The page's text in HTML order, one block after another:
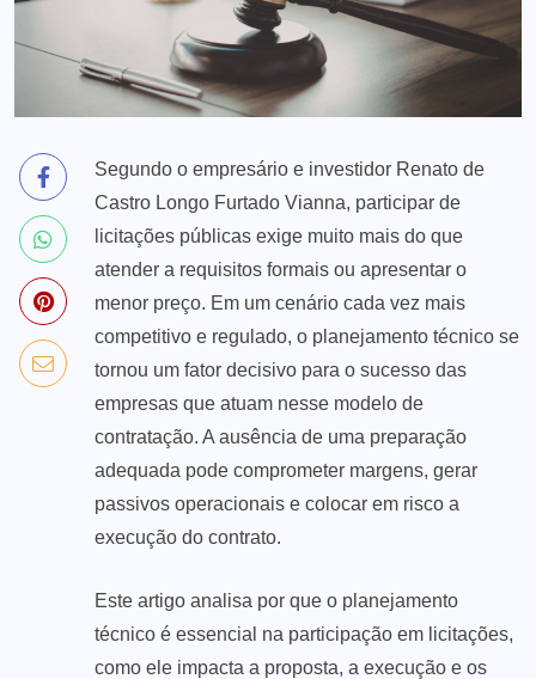
Segundo o empresário e investidor Renato de
Castro Longo Furtado Vianna, participar de
licitações públicas exige muito mais do que
atender a requisitos formais ou apresentar o
menor preço. Em um cenário cada vez mais
competitivo e regulado, o planejamento técnico se
tornou um fator decisivo para o sucesso das
empresas que atuam nesse modelo de
contratação. A ausência de uma preparação
adequada pode comprometer margens, gerar
passivos operacionais e colocar em risco a
execução do contrato.
Este artigo analisa por que o planejamento
técnico é essencial na participação em licitações,
como ele impacta a proposta, a execução e os